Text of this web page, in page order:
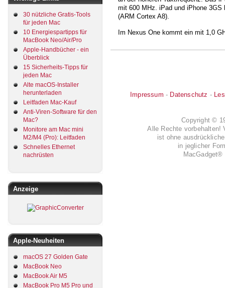
30 nützliche Gratis-Tools
für jeden Mac
10 Energiespartipps für
MacBook Neo/Air/Pro
Apple-Handbücher - ein
Überblick
15 Sicherheits-Tipps für
jeden Mac
Alte macOS-Installer
herunterladen
Leitfaden Mac-Kauf
Anti-Viren-Software für den
Mac?
Monitore am Mac mini
M2/M4 (Pro): Leitfaden
Schnelles Ethernet
nachrüsten
Anzeige
Apple-Neuheiten
macOS 27 Golden Gate
MacBook Neo
MacBook Air M5
MacBook Pro M5 Pro und
mit 600 MHz. iPad und iPhone
(ARM Cortex A8).
Im Nexus One kommt ein mit 1,0
Impressum - Datenschutz -
Copyright ©
Alle Rechte vorbehalten!
ist ohne
in jeglicher
MacGadget®